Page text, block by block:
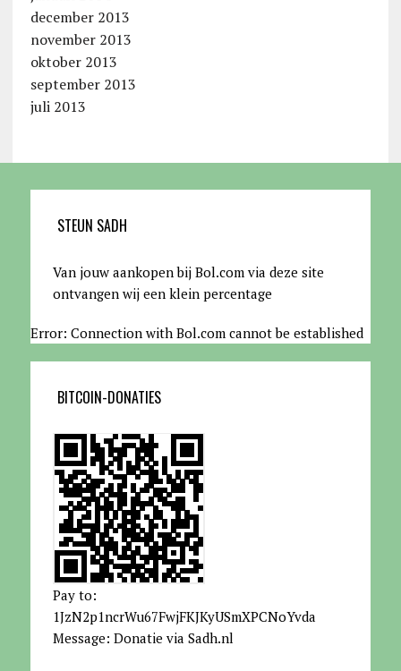
december 2013
november 2013
oktober 2013
september 2013
juli 2013
STEUN SADH
Van jouw aankopen bij Bol.com via deze site
ontvangen wij een klein percentage
Error: Connection with Bol.com cannot be established
BITCOIN-DONATIES
Pay to:
1JzN2p1ncrWu67FwjFKJKyUSmXPCNoYvda
Message: Donatie via Sadh.nl